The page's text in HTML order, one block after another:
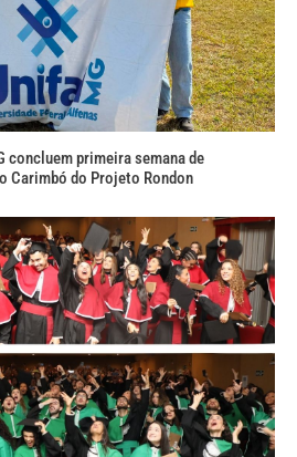
concluem primeira semana de
Carimbó do Projeto Rondon